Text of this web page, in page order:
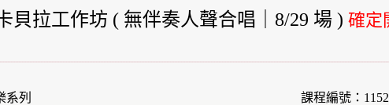
貝拉工作坊 ( 無伴奏人聲合唱｜8/29 場 ) 確定
系列
課程編號：